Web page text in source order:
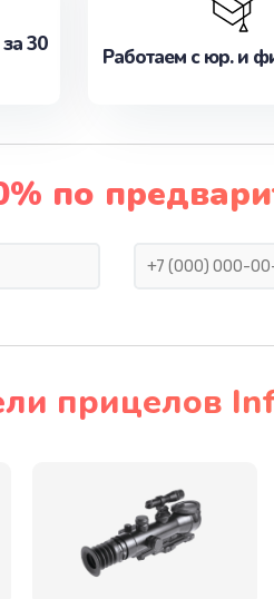
30
Работаем с юр. и
по
прицелов